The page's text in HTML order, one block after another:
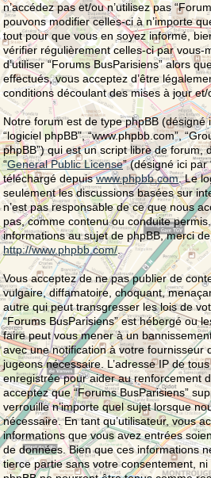
n’accédez pas et/ou n’utilisez pas
pouvons modifier celles-ci à n’importe
tout pour que vous en soyez informé,
vérifier régulièrement celles-ci par vous-
d’utiliser “Forums BusParisiens” alors
effectués, vous acceptez d’être
conditions découlant des mises à jour
Notre forum est de type phpBB (désigné
“logiciel phpBB”, “www.phpbb.com”,
phpBB”) qui est un script libre de forum,
“General Public License” (désigné ici par
téléchargé depuiswww.phpbb.com. Le
seulement les discussions basées sur
n’est pas responsable de ce que nous
pas, comme contenu ou conduite
informations au sujet de phpBB, merci
http://www.phpbb.com/.
Vous acceptez de ne pas publier de
vulgaire, diffamatoire, choquant,
autre qui peut transgresser les lois de
“Forums BusParisiens” est hébergé ou
faire peut vous mener à un
avec une notification à votre fournisseur
jugeons nécessaire. L’adresse IP de
enregistrée pour aider au renforcement
acceptez que “Forums BusParisiens”
verrouille n’importe quel sujet lorsque
nécessaire. En tant qu’utilisateur, vous
informations que vous avez entrées
de données. Bien que ces informations
tierce partie sans votre consentement, ni